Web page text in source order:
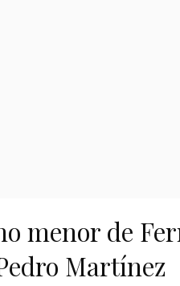
menor de
Martínez